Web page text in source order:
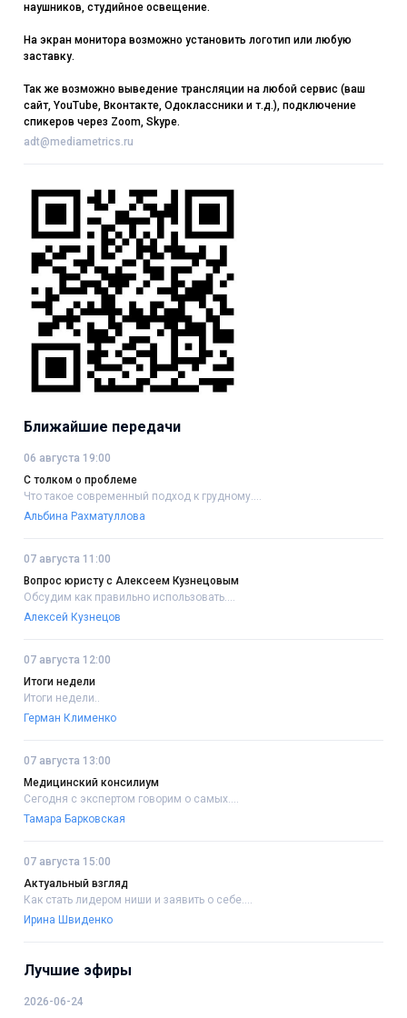
наушников, студийное освещение.
На экран монитора возможно установить логотип или любую
заставку.
Так же возможно выведение трансляции на любой сервис (ваш
сайт, YouTube, Вконтакте, Одоклассники и т.д.), подключение
спикеров через Zoom, Skype.
adt@mediametrics.ru
Ближайшие передачи
06 августа 19:00
С толком о проблеме
Что такое современный подход к грудному....
Альбина Рахматуллова
07 августа 11:00
Вопрос юристу с Алексеем Кузнецовым
Обсудим как правильно использовать....
Алексей Кузнецов
07 августа 12:00
Итоги недели
Итоги недели..
Герман Клименко
07 августа 13:00
Медицинский консилиум
Сегодня с экспертом говорим о самых....
Тамара Барковская
07 августа 15:00
Актуальный взгляд
Как стать лидером ниши и заявить о себе....
Ирина Швиденко
Лучшие эфиры
2026-06-24